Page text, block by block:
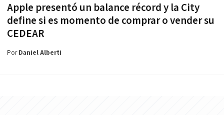
Apple presentó un balance récord y la City
define si es momento de comprar o vender su
CEDEAR
PorDaniel Alberti